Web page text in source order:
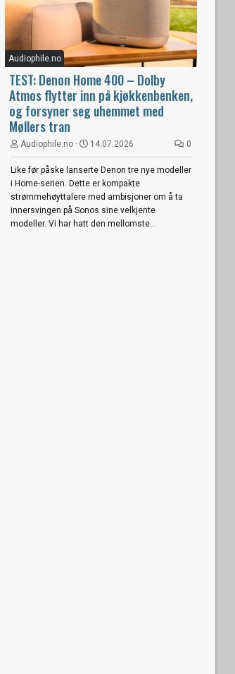
Audiophile.no
TEST: Denon Home 400 – Dolby
Atmos flytter inn på kjøkkenbenken,
og forsyner seg uhemmet med
Møllers tran
Audiophile.no 14.07.2026 0
Like før påske lanserte Denon tre nye modeller
i Home-serien. Dette er kompakte
strømmehøyttalere med ambisjoner om å ta
innersvingen på Sonos sine velkjente
modeller. Vi har hatt den mellomste...